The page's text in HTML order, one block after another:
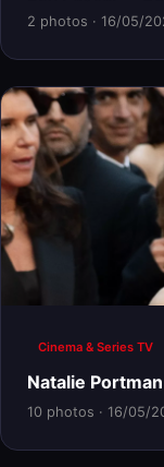
2 photos · 16/05/
Cinema & Series TV
Natalie
10 photos · 16/05/